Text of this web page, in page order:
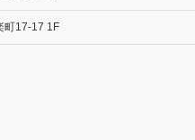
町17-17 1F